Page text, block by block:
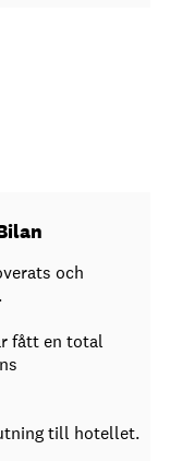
och
fått en total
till hotellet.